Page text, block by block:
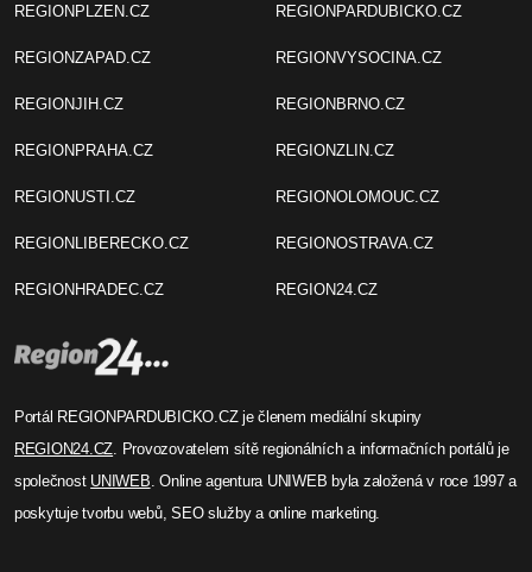
REGIONPLZEN.CZ
REGIONZAPAD.CZ
REGIONJIH.CZ
REGIONPRAHA.CZ
REGIONUSTI.CZ
REGIONLIBERECKO.CZ
REGIONHRADEC.CZ
REGIONPARDUBICKO.CZ
REGIONVYSOCINA.CZ
REGIONBRNO.CZ
REGIONZLIN.CZ
REGIONOLOMOUC.CZ
REGIONOSTRAVA.CZ
REGION24.CZ
Portál REGIONPARDUBICKO.CZ je členem mediální skupiny
REGION24.CZ . Provozovatelem sítě regionálních a informačních portálů je
společnost UNIWEB . Online agentura UNIWEB byla založená v roce 1997 a
poskytuje tvorbu webů, SEO služby a online marketing.